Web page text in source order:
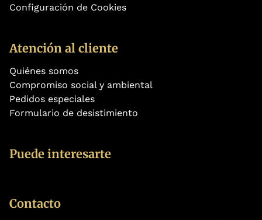
Configuración de Cookies
Atención al cliente
Quiénes somos
Compromiso social y ambiental
Pedidos especiales
Formulario de desistimiento
Puede interesarte
Contacto